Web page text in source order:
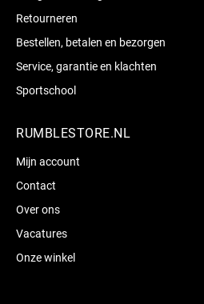
Retourneren
Bestellen, betalen en bezorgen
Service, garantie en klachten
Sportschool
RUMBLESTORE.NL
Mijn account
Contact
Over ons
Vacatures
Onze winkel